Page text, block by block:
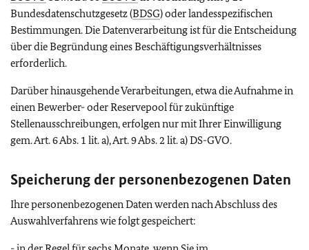
Bundesdatenschutzgesetz (BDSG) oder landesspezifischen
Bestimmungen. Die Datenverarbeitung ist für die Entscheidung
über die Begründung eines Beschäftigungsverhältnisses
erforderlich.
Darüber hinausgehende Verarbeitungen, etwa die Aufnahme in
einen Bewerber- oder Reservepool für zukünftige
Stellenausschreibungen, erfolgen nur mit Ihrer Einwilligung
gem. Art. 6 Abs. 1 lit. a), Art. 9 Abs. 2 lit. a) DS-GVO.
Speicherung der personenbezogenen Daten
Ihre personenbezogenen Daten werden nach Abschluss des
Auswahlverfahrens wie folgt gespeichert: